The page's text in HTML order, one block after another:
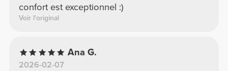
confort est exceptionnel :)
Voir l'original
Ana G.
2026-02-07